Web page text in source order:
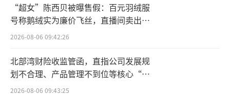
传统饮品等。2018年，统一收购韩国熊津食
品。2024年6月，统一引进了两款韩国原装进口
的熊津植物饮料新品“玉米须茶”和“枳椇子
茶”，并打出“0系植物饮，早晚轻松喝”的口
号。
“超女”陈西贝被曝售假：百元羽绒服
号称鹅绒实为廉价飞丝，直播间卖出超
百万元
2026-08-06 09:42:26
北部湾财险收监管函，直指公司发展规
划不合理、产品管理不到位等核心“痛
点”
2026-08-06 09:43:25